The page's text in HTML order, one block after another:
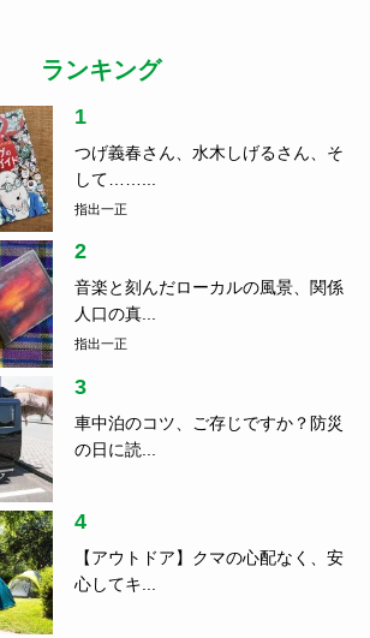
ランキング
1
つげ義春さん、水木しげるさん、そ
して……...
指出一正
2
音楽と刻んだローカルの風景、関係
人口の真...
指出一正
3
車中泊のコツ、ご存じですか？防災
の日に読...
4
【アウトドア】クマの心配なく、安
心してキ...